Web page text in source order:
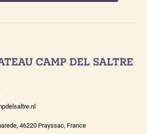
46220 Prayssac, France